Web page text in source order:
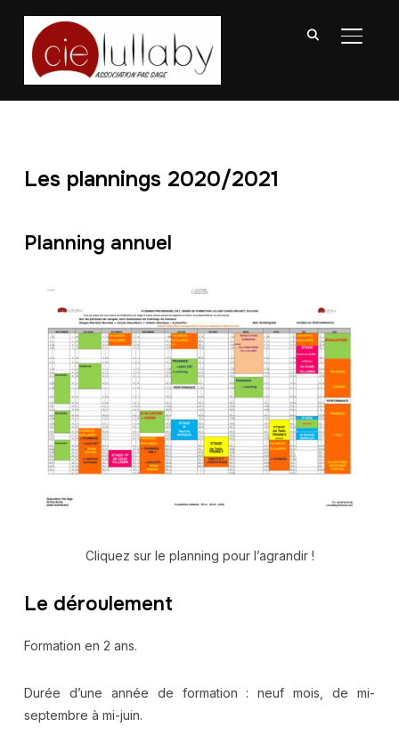
Les plannings 2020/2021
Planning annuel
Cliquez sur le planning pour l’agrandir !
Le déroulement
Formation en 2 ans.
Durée d’une année de formation : neuf mois, de mi-
septembre à mi-juin.